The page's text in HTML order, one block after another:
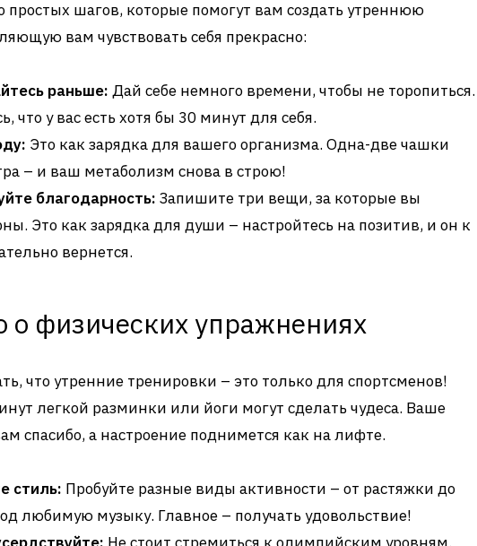
простых шагов, которые помогут вам создать утреннюю
вам чувствовать себя прекрасно:
раньше: Дай себе немного времени, чтобы не торопиться.
что у вас есть хотя бы 30 минут для себя.
Это как зарядка для вашего организма. Одна-две чашки
– и ваш метаболизм снова в строю!
благодарность: Запишите три вещи, за которые вы
Это как зарядка для души – настройтесь на позитив, и он к
вернется.
о физических упражнениях
что утренние тренировки – это только для спортсменов!
легкой разминки или йоги могут сделать чудеса. Ваше
спасибо, а настроение поднимется как на лифте.
стиль: Пробуйте разные виды активности – от растяжки до
любимую музыку. Главное – получать удовольствие!